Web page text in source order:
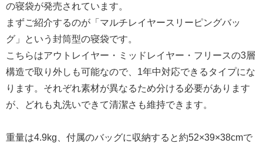
の寝袋が発売されています。
まずご紹介するのが「マルチレイヤースリーピングバッ
グ」という封筒型の寝袋です。
こちらはアウトレイヤー・ミッドレイヤー・フリースの3層
構造で取り外しも可能なので、1年中対応できるタイプにな
ります。それぞれ素材が異なるため分ける必要があります
が、どれも丸洗いできて清潔さも維持できます。
重量は4.9kg、付属のバッグに収納すると約52×39×38cmで